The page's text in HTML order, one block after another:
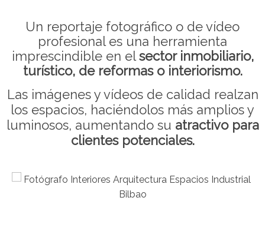
Un reportaje fotográfico o de vídeo
profesional es una herramienta
imprescindible en elsector inmobiliario,
turístico, de reformas o interiorismo.
Las imágenes y vídeos de calidad realzan
los espacios, haciéndolos más amplios y
luminosos, aumentando su atractivo para
clientes potenciales.